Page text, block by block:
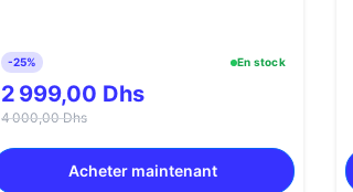
-25% En stock
2 999,00 Dhs
4 000,00 Dhs
Acheter maintenant